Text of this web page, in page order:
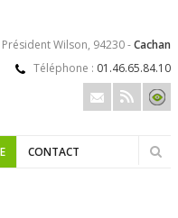
Wilson, 94230 -Cachan
Téléphone : 01.46.65.84.10
CONTACT